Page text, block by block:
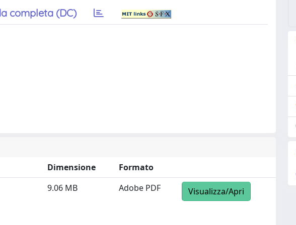
completa (DC)
Dimensione
Formato
9.06 MB
Adobe PDF Visualizza/Apri